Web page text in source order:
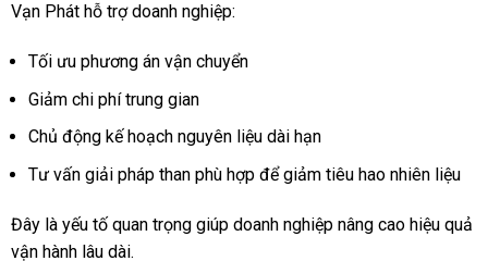
Vạn Phát hỗ trợ doanh nghiệp:
Tối ưu phương án vận chuyển
Giảm chi phí trung gian
Chủ động kế hoạch nguyên liệu dài hạn
Tư vấn giải pháp than phù hợp để giảm tiêu hao nhiên liệu
Đây là yếu tố quan trọng giúp doanh nghiệp nâng cao hiệu quả
vận hành lâu dài.